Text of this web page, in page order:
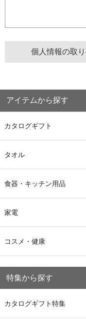
アイテムから探す
カタログギフト
タオル
食器・キッチン用品
家電
コスメ・健康
特集から探す
カタログギフト特集